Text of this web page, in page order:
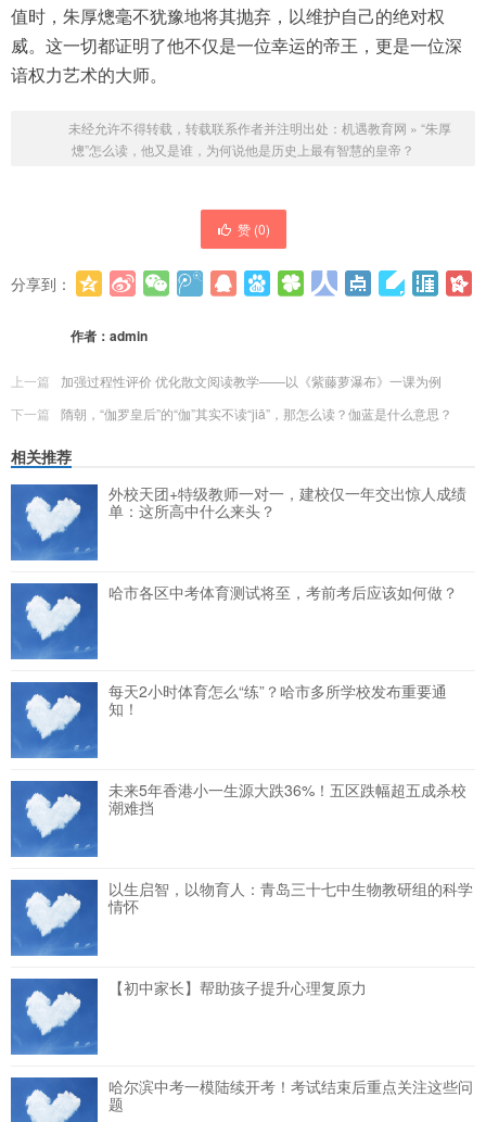
值时，朱厚熜毫不犹豫地将其抛弃，以维护自己的绝对权
威。这一切都证明了他不仅是一位幸运的帝王，更是一位深
谙权力艺术的大师。
未经允许不得转载，转载联系作者并注明出处： 机遇教育网 » “朱厚
熜”怎么读，他又是谁，为何说他是历史上最有智慧的皇帝？
赞 (0)
分享到：
作者： admin
上一篇
加强过程性评价 优化散文阅读教学——以《紫藤萝瀑布》一课为例
下一篇
隋朝，“伽罗皇后”的“伽”其实不读“jiā”，那怎么读？伽蓝是什么意思？
相关推荐
外校天团+特级教师一对一，建校仅一年交出惊人成绩
单：这所高中什么来头？
哈市各区中考体育测试将至，考前考后应该如何做？
每天2小时体育怎么“练”？哈市多所学校发布重要通
知！
未来5年香港小一生源大跌36%！五区跌幅超五成杀校
潮难挡
以生启智，以物育人：青岛三十七中生物教研组的科学
情怀
【初中家长】帮助孩子提升心理复原力
哈尔滨中考一模陆续开考！考试结束后重点关注这些问
题